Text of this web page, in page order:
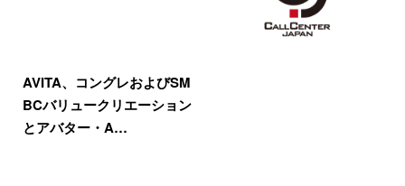
AVITA、コングレおよびSM
BCバリュークリエーション
とアバター・A…